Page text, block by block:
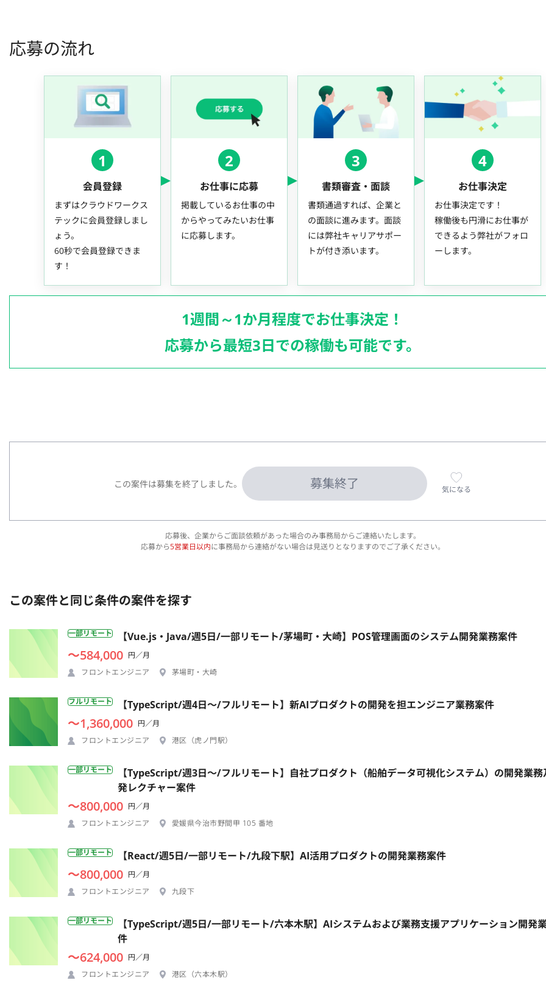
応募の流れ
1
会員登録
まずはクラウドワークス
テックに会員登録しまし
ょう。
60秒で会員登録できま
す！
2
お仕事に応募
掲載しているお仕事の中
からやってみたいお仕事
に応募します。
3
書類審査・面談
書類通過すれば、企業と
の面談に進みます。面談
には弊社キャリアサポー
トが付き添います。
4
お仕事決定
お仕事決定です！
稼働後も円滑にお仕事が
できるよう弊社がフォロ
ーします。
1週間～1か月程度でお仕事決定！
応募から最短3日での稼働も可能です。
この案件は募集を終了しました。 募集終了 気になる
応募後、企業からご面談依頼があった場合のみ事務局からご連絡いたします。
応募から5営業日以内に事務局から連絡がない場合は見送りとなりますのでご了承ください。
この案件と同じ条件の案件を探す
一部リモート 【Vue.js・Java/週5日/一部リモート/茅場町・大崎】POS管理画面のシステム開発業務案件
〜584,000 円／月
フロントエンジニア
茅場町・大崎
フルリモート 【TypeScript/週4日〜/フルリモート】新AIプロダクトの開発を担エンジニア業務案件
〜1,360,000 円／月
フロントエンジニア
港区（虎ノ門駅）
一部リモート
【TypeScript/週3日〜/フルリモート】自社プロダクト（船舶データ可視化システム）の開発業務
発レクチャー案件
〜800,000 円／月
フロントエンジニア
愛媛県今治市野間甲 105 番地
一部リモート 【React/週5日/一部リモート/九段下駅】AI活用プロダクトの開発業務案件
〜800,000 円／月
フロントエンジニア
九段下
一部リモート
【TypeScript/週5日/一部リモート/六本木駅】AIシステムおよび業務支援アプリケーション開発
件
〜624,000 円／月
フロントエンジニア
港区（六本木駅）